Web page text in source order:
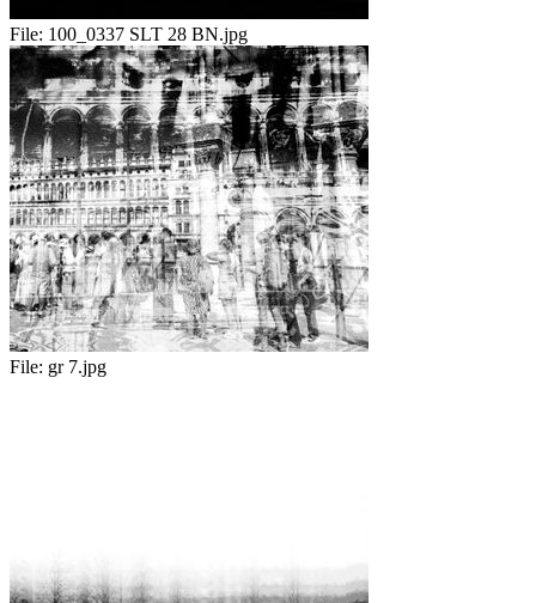
File: 100_0337 SLT 28 BN.jpg
File: gr 7.jpg